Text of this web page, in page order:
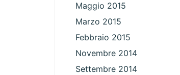
Maggio 2015
Marzo 2015
Febbraio 2015
Novembre 2014
Settembre 2014